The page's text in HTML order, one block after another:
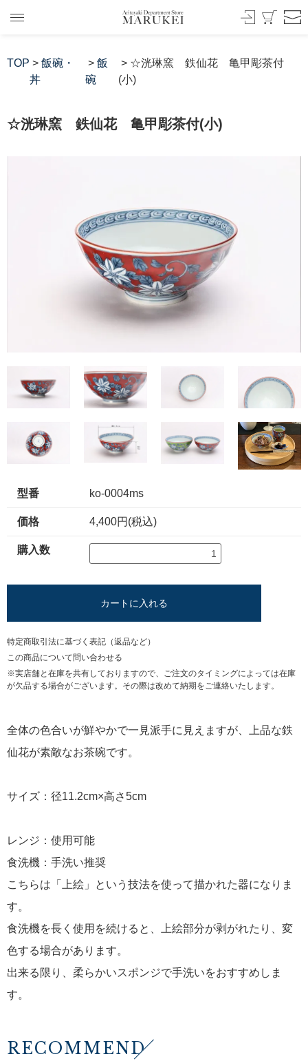
TOP > 飯碗・
丼
> 飯
碗
> ☆洸琳窯 鉄仙花 亀甲彫茶付
(小)
☆洸琳窯 鉄仙花 亀甲彫茶付(小)
型番 ko-0004ms
価格 4,400円(税込)
購入数
カートに入れる
特定商取引法に基づく表記（返品など）
この商品について問い合わせる
※実店舗と在庫を共有しておりますので、ご注文のタイミングによっては在庫
が欠品する場合がございます。その際は改めて納期をご連絡いたします。
全体の色合いが鮮やかで一見派手に見えますが、上品な鉄
仙花が素敵なお茶碗です。
サイズ：径11.2cm×高さ5cm
レンジ：使用可能
食洗機：手洗い推奨
こちらは「上絵」という技法を使って描かれた器になりま
す。
食洗機を長く使用を続けると、上絵部分が剥がれたり、変
色する場合があります。
出来る限り、柔らかいスポンジで手洗いをおすすめしま
す。
RECOMMEND